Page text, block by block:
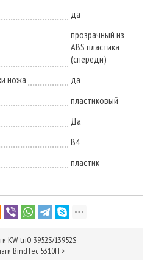
да
прозрачный из
АВS пластика
(спереди)
ножа
да
пластиковый
Да
В4
пластик
KW-triО 3952S/13952S
BindTec 5310H >